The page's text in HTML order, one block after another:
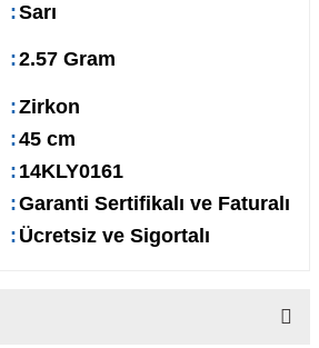
:Sarı
:2.57 Gram
:Zirkon
:45 cm
: 14KLY0161
:Garanti Sertifikalı ve Faturalı
: Ücretsiz ve Sigortalı